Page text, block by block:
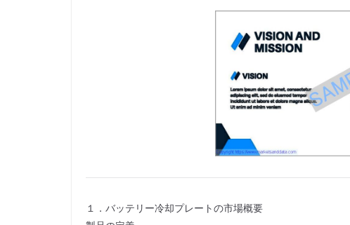
１．バッテリー冷却プレートの市場概要